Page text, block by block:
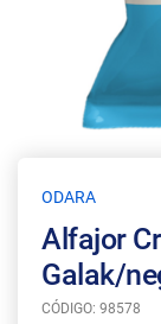
ODARA
Alfajor
Galak/
CÓDIGO: 98578